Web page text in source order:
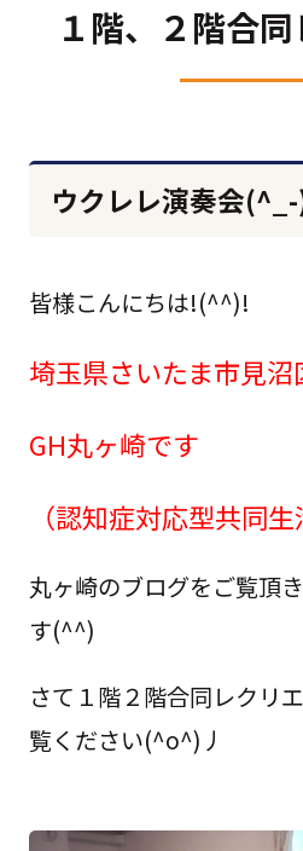
１階、２階合
ウクレレ演奏会
皆様こんにちは!(^^)!
埼玉県さいたま市見
GH丸ヶ崎です
（認知症対応型共同
丸ヶ崎のブログをご覧頂
す(^^)
さて１階２階合同レクリ
覧ください(^o^)丿